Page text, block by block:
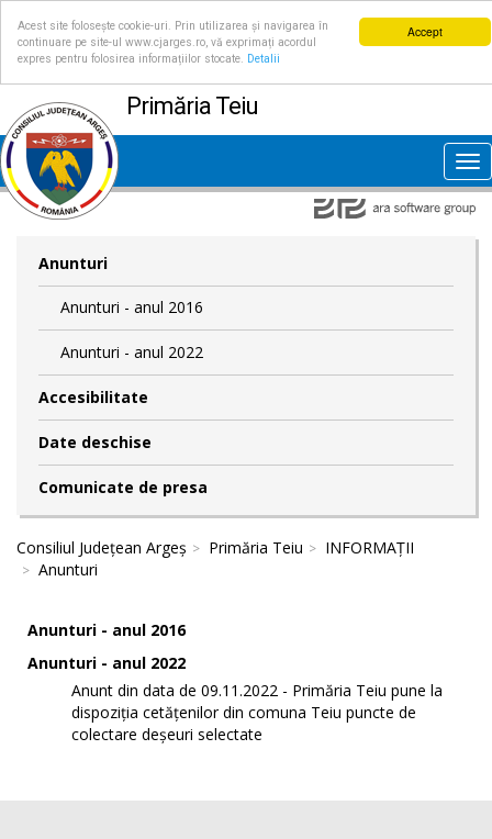
Accept
Acest site folosește cookie-uri. Prin utilizarea și navigarea în
continuare pe site-ul www.cjarges.ro, vă exprimați acordul
expres pentru folosirea informațiilor stocate.
Detalii
Primăria Teiu
Anunturi
Anunturi - anul 2016
Anunturi - anul 2022
Accesibilitate
Date deschise
Comunicate de presa
Consiliul Județean Argeș Primăria Teiu
INFORMAȚII
Anunturi
Anunturi - anul 2016
Anunturi - anul 2022
Anunt din data de 09.11.2022 - Primăria Teiu pune la
dispoziția cetățenilor din comuna Teiu puncte de
colectare deșeuri selectate